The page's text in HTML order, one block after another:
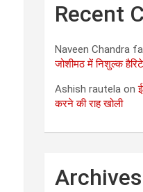
Recent
Naveen Chandra
जोशीमठ में निशुल्क
Ashish rautela on
करने की राह खोली
Archives